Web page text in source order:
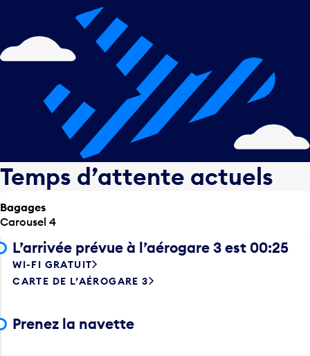
Temps d’attente actuels
Bagages
Carousel 4
L’arrivée prévue à l’aérogare 3 est 00:25
WI-FI GRATUIT
CARTE DE L’AÉROGARE 3
Prenez la navette